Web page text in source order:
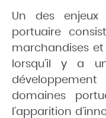
Un des enjeux
portuaire
marchandises
lorsqu’il y a
domaines
l’apparition